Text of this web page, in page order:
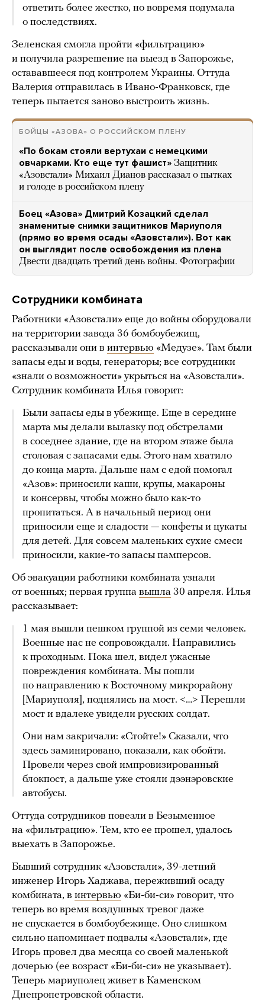
ответить более жестко, но вовремя подумала
о последствиях.
Зеленская смогла пройти «фильтрацию»
и получила разрешение на выезд в Запорожье,
остававшееся под контролем Украины. Оттуда
Валерия отправилась в Ивано-Франковск, где
теперь пытается заново выстроить жизнь.
БОЙЦЫ «АЗОВА» О РОССИЙСКОМ ПЛЕНУ
«По бокам стояли вертухаи с немецкими
овчарками. Кто еще тут фашист» Защитник
«Азовстали» Михаил Дианов рассказал о пытках
и голоде в российском плену
Боец «Азова» Дмитрий Козацкий сделал
знаменитые снимки защитников Мариуполя
(прямо во время осады «Азовстали»). Вот как
он выглядит после освобождения из плена
Двести двадцать третий день войны. Фотографии
Сотрудники комбината
Работники «Азовстали» еще до войны оборудовали
на территории завода 36 бомбоубежищ,
рассказывали они в интервью «Медузе». Там были
запасы еды и воды, генераторы; все сотрудники
«знали о возможности» укрыться на «Азовстали».
Сотрудник комбината Илья говорит:
Были запасы еды в убежище. Еще в середине
марта мы делали вылазку под обстрелами
в соседнее здание, где на втором этаже была
столовая с запасами еды. Этого нам хватило
до конца марта. Дальше нам с едой помогал
«Азов»: приносили каши, крупы, макароны
и консервы, чтобы можно было как-то
пропитаться. А в начальный период они
приносили еще и сладости — конфеты и цукаты
для детей. Для совсем маленьких сухие смеси
приносили, какие-то запасы памперсов.
Об эвакуации работники комбината узнали
от военных; первая группа вышла 30 апреля. Илья
рассказывает:
1 мая вышли пешком группой из семи человек.
Военные нас не сопровождали. Направились
к проходным. Пока шел, видел ужасные
повреждения комбината. Мы пошли
по направлению к Восточному микрорайону
[Мариуполя], поднялись на мост. <…> Перешли
мост и вдалеке увидели русских солдат.
Они нам закричали: «Стойте!» Сказали, что
здесь заминировано, показали, как обойти.
Провели через свой импровизированный
блокпост, а дальше уже стояли дээнэровские
автобусы.
Оттуда сотрудников повезли в Безыменное
на «фильтрацию». Тем, кто ее прошел, удалось
выехать в Запорожье.
Бывший сотрудник «Азовстали», 39-летний
инженер Игорь Хаджава, переживший осаду
комбината, в интервью «Би-би-си» говорит, что
теперь во время воздушных тревог даже
не спускается в бомбоубежище. Оно слишком
сильно напоминает подвалы «Азовстали», где
Игорь провел два месяца со своей маленькой
дочерью (ее возраст «Би-би-си» не указывает).
Теперь мариуполец живет в Каменском
Днепропетровской области.